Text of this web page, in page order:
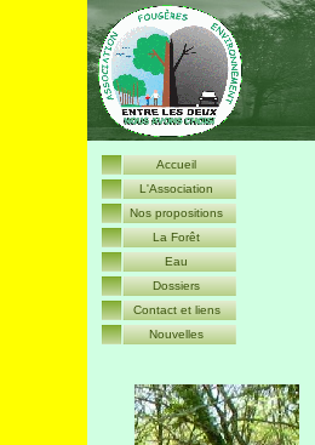
Accueil
L'Association
Nos propositions
La Forêt
Eau
Dossiers
Contact et liens
Nouvelles